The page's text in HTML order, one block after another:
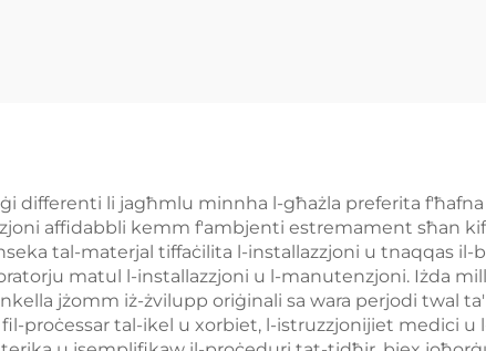
differenti li jagħmlu minnha l-għażla preferita
affidabbli kemm f'ambjenti estremament sħan kif
tal-materjal tiffaċilita l-installazzjoni u tnaqqas il-
matul l-installazzjoni u l-manutenzjoni. Iżda
jżomm iż-żvilupp oriġinali sa wara perjodi twal
proċessar tal-ikel u xorbiet, l-istruzzjonijiet medici